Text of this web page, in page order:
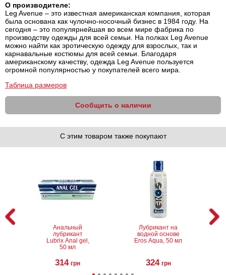
О производителе:
Leg Avenue – это известная американская компания, которая
была основана как чулочно-носочный бизнес в 1984 году. На
сегодня – это популярнейшая во всем мире фабрика по
производству одежды для всей семьи. На полках Leg Avenue
можно найти как эротическую одежду для взрослых, так и
карнавальные костюмы для всей семьи. Благодаря
американскому качеству, одежда Leg Avenue пользуется
огромной популярностью у покупателей всего мира.
Таблица размеров
Сообщить о наличии
С этим товаром также покупают
Анальный
лубрикант
Lubrix Anal gel,
50 мл
314 грн
Лубрикант на
водной основе
Eros Aqua, 50 мл
324 грн